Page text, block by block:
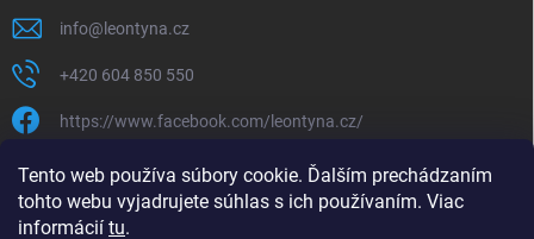
Tento web používa súbory cookie. Ďalším prechádzaním
tohto webu vyjadrujete súhlas s ich používaním. Viac
informácií tu.
info@ leontyna.cz
+420 604 850 550
https://www.facebook.com/leontyna.cz/
leontyna.cz
@leontyna.cz